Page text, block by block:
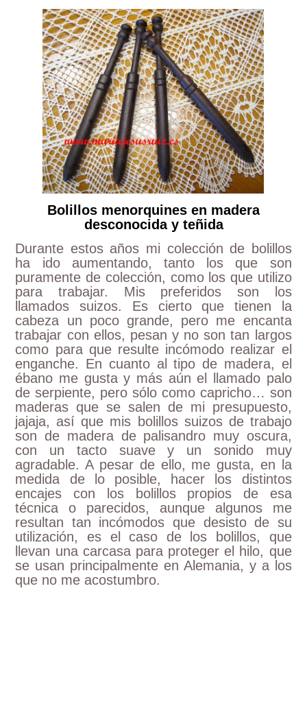
Bolillos menorquines en madera
desconocida y teñida
Durante estos años mi colección de bolillos
ha ido aumentando, tanto los que son
puramente de colección, como los que utilizo
para trabajar. Mis preferidos son los
llamados suizos. Es cierto que tienen la
cabeza un poco grande, pero me encanta
trabajar con ellos, pesan y no son tan largos
como para que resulte incómodo realizar el
enganche. En cuanto al tipo de madera, el
ébano me gusta y más aún el llamado palo
de serpiente, pero sólo como capricho… son
maderas que se salen de mi presupuesto,
jajaja, así que mis bolillos suizos de trabajo
son de madera de palisandro muy oscura,
con un tacto suave y un sonido muy
agradable. A pesar de ello, me gusta, en la
medida de lo posible, hacer los distintos
encajes con los bolillos propios de esa
técnica o parecidos, aunque algunos me
resultan tan incómodos que desisto de su
utilización, es el caso de los bolillos, que
llevan una carcasa para proteger el hilo, que
se usan principalmente en Alemania, y a los
que no me acostumbro.